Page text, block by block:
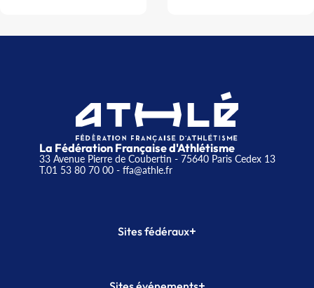
La Fédération Française d'Athlétisme
33 Avenue Pierre de Coubertin - 75640 Paris Cedex 13
T.01 53 80 70 00- ffa@athle.fr
Sites fédéraux+